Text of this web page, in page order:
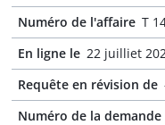
Numéro de l'affaire T
En ligne le 22 juilliet
Requête en révision de
Numéro de la demande